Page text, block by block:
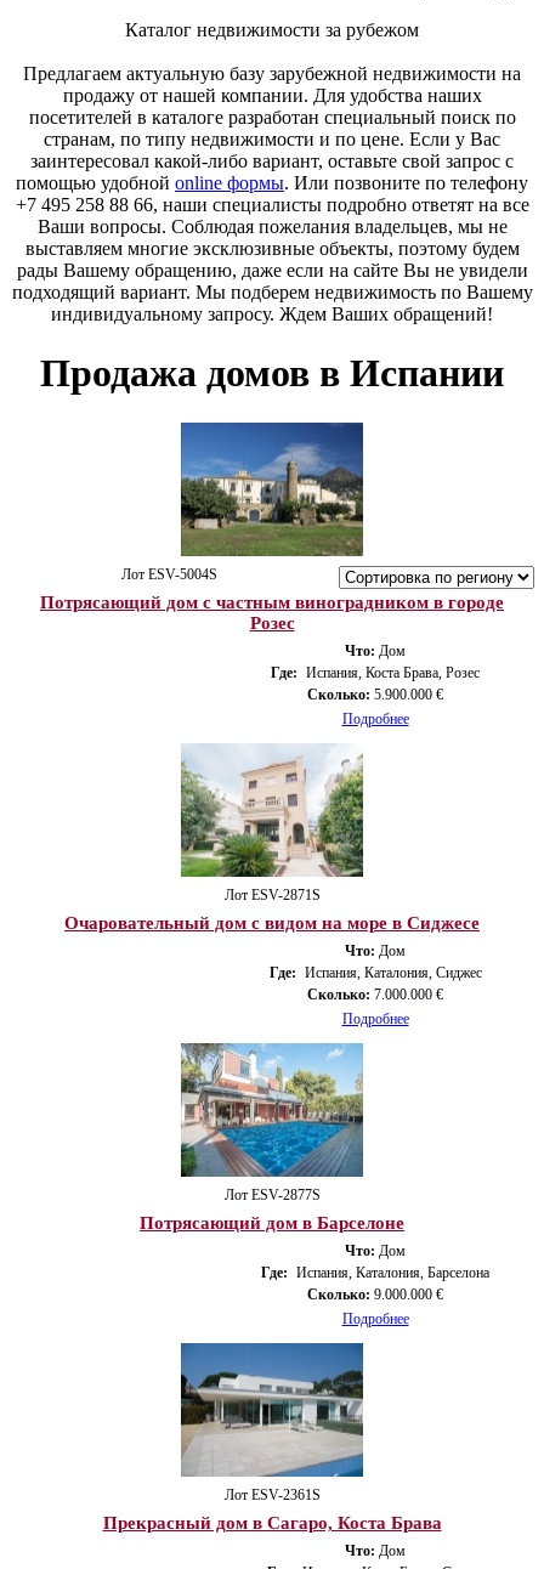
Каталог недвижимости за рубежом
Предлагаем актуальную базу зарубежной недвижимости на
продажу от нашей компании. Для удобства наших
посетителей в каталоге разработан специальный поиск по
странам, по типу недвижимости и по цене. Если у Вас
заинтересовал какой-либо вариант, оставьте свой запрос с
помощью удобной online формы. Или позвоните по телефону
+7 495 258 88 66, наши специалисты подробно ответят на все
Ваши вопросы. Соблюдая пожелания владельцев, мы не
выставляем многие эксклюзивные объекты, поэтому будем
рады Вашему обращению, даже если на сайте Вы не увидели
подходящий вариант. Мы подберем недвижимость по Вашему
индивидуальному запросу. Ждем Ваших обращений!
Продажа домов в Испании
Лот ESV-5004S
Потрясающий дом с частным виноградником в городе
Розес
Что: Дом
Где: Испания, Коста Брава, Розес
Сколько: 5.900.000 €
Подробнее
Лот ESV-2871S
Очаровательный дом с видом на море в Сиджесе
Что: Дом
Где: Испания, Каталония, Сиджес
Сколько: 7.000.000 €
Подробнее
Лот ESV-2877S
Потрясающий дом в Барселоне
Что: Дом
Где: Испания, Каталония, Барселона
Сколько: 9.000.000 €
Подробнее
Лот ESV-2361S
Прекрасный дом в Сагаро, Коста Брава
Что: Дом